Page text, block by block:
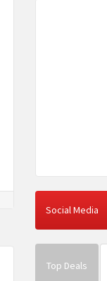
Social Media
Top Deals